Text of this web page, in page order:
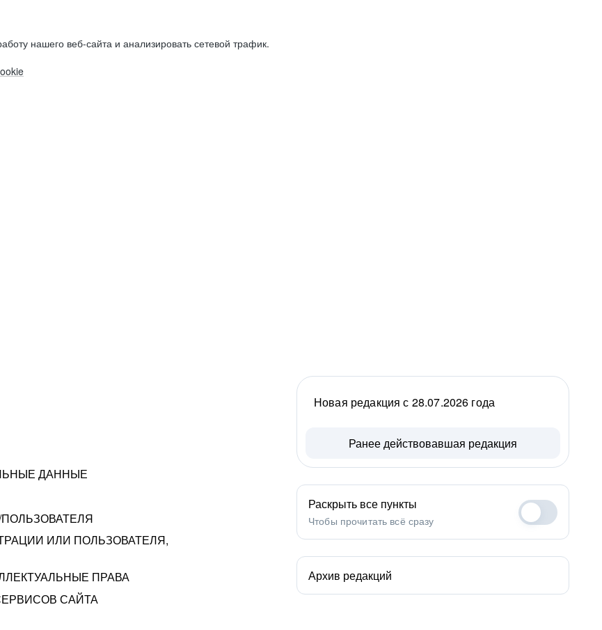
нашего веб-сайта и анализировать сетевой трафик.
ДАННЫЕ
ИЛИ ПОЛЬЗОВАТЕЛЯ,
ПРАВА
САЙТА
Новая редакция с 28.07.2026 года
Ранее действовавшая редакция
Раскрыть все пункты
Чтобы прочитать всё сразу
Архив редакций